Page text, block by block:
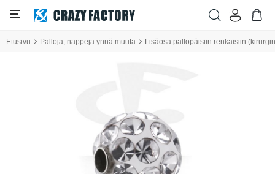
Etusivu Palloja, nappeja ynnä muuta Lisäosa pallopäisiin renkaisiin